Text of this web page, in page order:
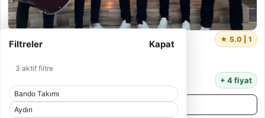
Filtreler Kapat
3 aktif filtre
Bando Takımı
Aydın
★ 5.0 | 1
+ 4 fiyat
Detayları İncele